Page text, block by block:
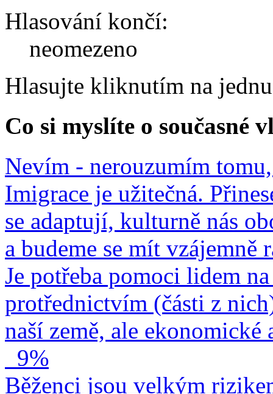
Hlasování končí:
neomezeno
Hlasujte kliknutím na
Co si myslíte o současné
Nevím - nerouzumím
Imigrace je užitečná.
se adaptují, kulturně nás
a budeme se mít vzájemně
Je potřeba pomoci lidem
protřednictvím (části z
naší země, ale
9%
Běženci jsou velkým